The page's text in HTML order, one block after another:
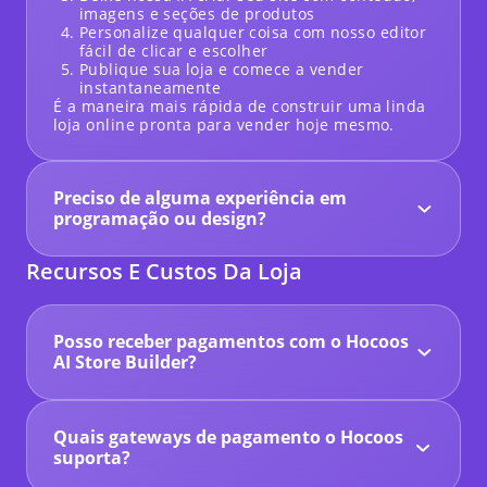
imagens e seções de produtos
Personalize qualquer coisa com nosso editor
fácil de clicar e escolher
Publique sua loja e comece a vender
instantaneamente
É a maneira mais rápida de construir uma linda
loja online pronta para vender hoje mesmo.
Preciso de alguma experiência em
programação ou design?
uma única linha de código.Nossa IA constrói
uma loja online profissional para você, e nosso
super fáceis, mesmo que seja sua primeira vez
criando um site.
Recursos E Custos Da Loja
Posso receber pagamentos com o Hocoos
AI Store Builder?
produtos ou serviços, você precisará ativar
(normalmente parte do nosso plano premium) e
conectar seu gateway de pagamento preferido,
como Stripe ou PayPal.
Quais gateways de pagamento o Hocoos
suporta?